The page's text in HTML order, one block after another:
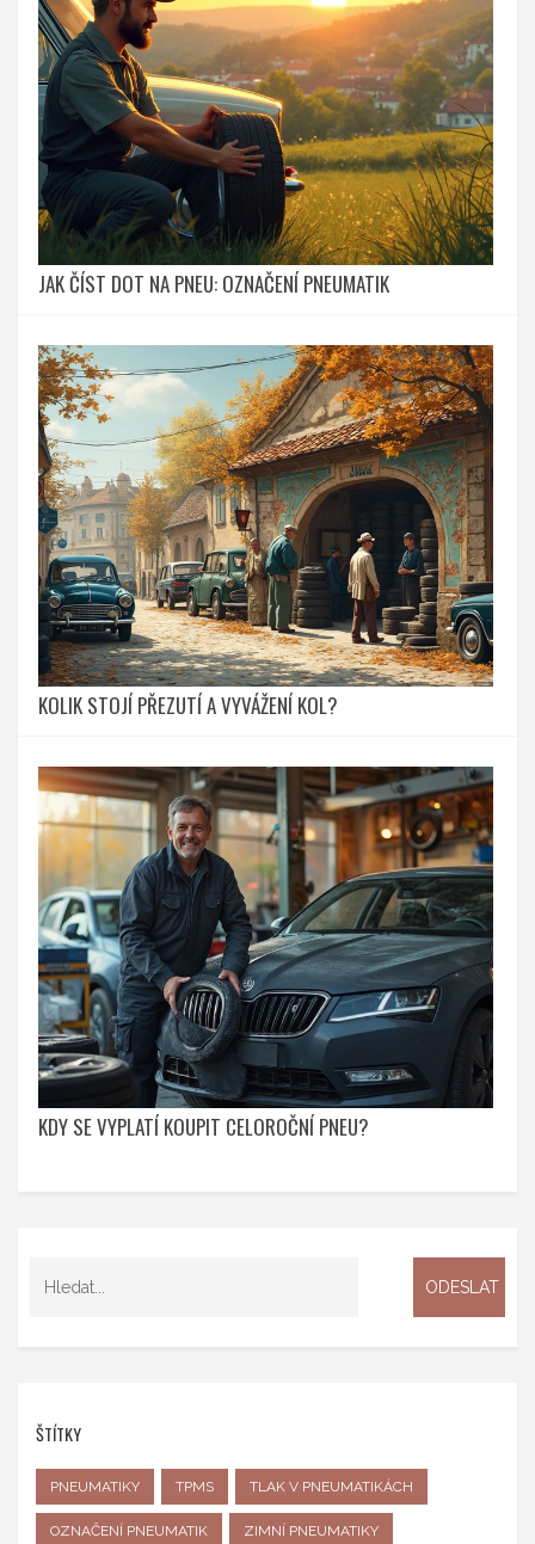
JAK ČÍST DOT NA PNEU: OZNAČENÍ PNEUMATIK
KOLIK STOJÍ PŘEZUTÍ A VYVÁŽENÍ KOL?
KDY SE VYPLATÍ KOUPIT CELOROČNÍ PNEU?
ŠTÍTKY
PNEUMATIKY TPMS TLAK V PNEUMATIKÁCH
OZNAČENÍ PNEUMATIK ZIMNÍ PNEUMATIKY